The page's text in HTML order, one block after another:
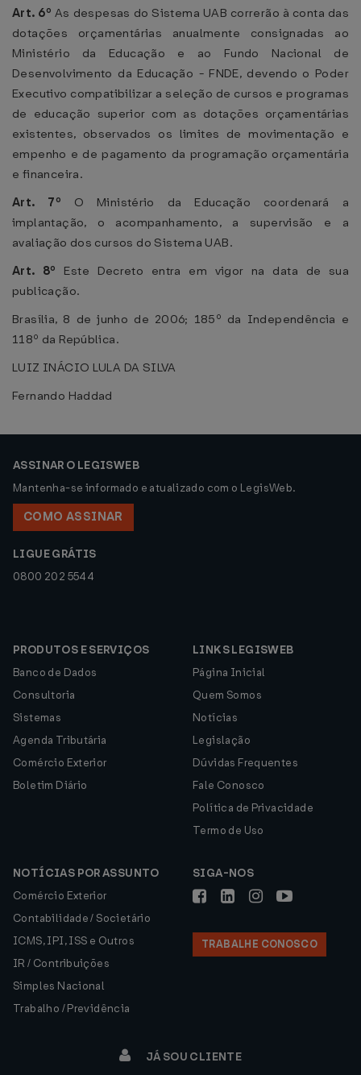
Art. 6ºAs despesas do Sistema UAB correrão à conta das
dotações orçamentárias anualmente consignadas ao
Ministério da Educação e ao Fundo Nacional de
Desenvolvimento da Educação - FNDE, devendo o Poder
Executivo compatibilizar a seleção de cursos e programas
de educação superior com as dotações orçamentárias
existentes, observados os limites de movimentação e
empenho e de pagamento da programação orçamentária
e financeira.
Art. 7º O Ministério da Educação coordenará a
implantação, o acompanhamento, a supervisão e a
avaliação dos cursos do Sistema UAB.
Art. 8º Este Decreto entra em vigor na data de sua
publicação.
Brasília, 8 de junho de 2006; 185º da Independência e
118º da República.
LUIZ INÁCIO LULA DA SILVA
Fernando Haddad
ASSINAR O LEGISWEB
Mantenha-se informado e atualizado com o LegisWeb.
COMO ASSINAR
LIGUE GRÁTIS
0800 202 5544
PRODUTOS E SERVIÇOS
Banco de Dados
Consultoria
Sistemas
Agenda Tributária
Comércio Exterior
Boletim Diário
LINKS LEGISWEB
Página Inicial
Quem Somos
Notícias
Legislação
Dúvidas Frequentes
Fale Conosco
Política de Privacidade
Termo de Uso
NOTÍCIAS POR ASSUNTO
Comércio Exterior
Contabilidade / Societário
ICMS, IPI, ISS e Outros
IR / Contribuições
Simples Nacional
Trabalho / Previdência
SIGA-NOS
TRABALHE CONOSCO
JÁ SOU CLIENTE